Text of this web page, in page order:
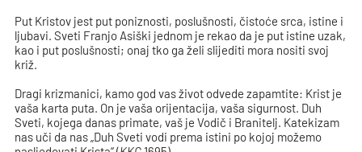
Put Kristov jest put poniznosti, poslušnosti, čistoće srca, istine i
ljubavi. Sveti Franjo Asiški jednom je rekao da je put istine uzak,
kao i put poslušnosti; onaj tko ga želi slijediti mora nositi svoj
križ.
Dragi krizmanici, kamo god vas život odvede zapamtite: Krist je
vaša karta puta. On je vaša orijentacija, vaša sigurnost. Duh
Sveti, kojega danas primate, vaš je Vodič i Branitelj. Katekizam
nas uči da nas „Duh Sveti vodi prema istini po kojoj možemo